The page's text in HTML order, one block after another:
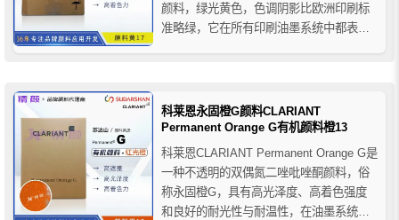
颜料，绿光黄色，色调阴影比欧洲印刷标
准略绿，它在所有印刷油墨系统中都表现
科莱恩永固橙G颜料CLARIANT
Permanent Orange G有机颜料橙13
科莱恩CLARIANT Permanent Orange G是
一种不透明的双偶氮二唑吡唑酮颜料，俗
称永固橙G，具有高光泽度、高着色强度
和良好的耐光性与耐温性，在油墨系统中